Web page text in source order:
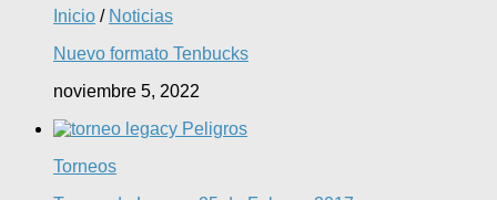
Inicio / Noticias
Nuevo formato Tenbucks
noviembre 5, 2022
Torneos